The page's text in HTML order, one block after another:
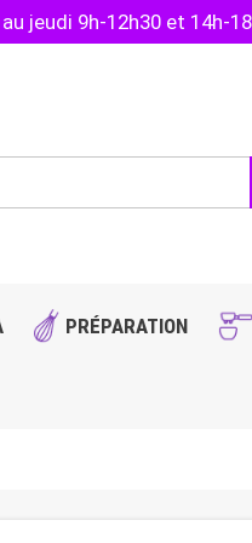
jeudi 9h-12h30 et 14h-
PRÉPARATION